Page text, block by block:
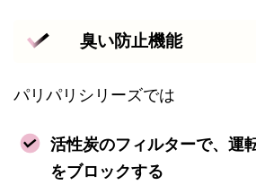
臭い防止機能
パリパリシリーズでは
活性炭のフィルターで、運
をブロックする